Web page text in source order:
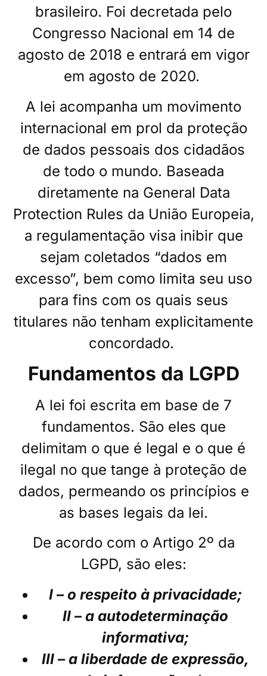
brasileiro. Foi decretada pelo
Congresso Nacional em 14 de
agosto de 2018 e entrará em vigor
em agosto de 2020.
A lei acompanha um movimento
internacional em prol da proteção
de dados pessoais dos cidadãos
de todo o mundo. Baseada
diretamente na General Data
Protection Rules da União Europeia,
a regulamentação visa inibir que
sejam coletados “dados em
excesso”, bem como limita seu uso
para fins com os quais seus
titulares não tenham explicitamente
concordado.
Fundamentos da LGPD
A lei foi escrita em base de 7
fundamentos. São eles que
delimitam o que é legal e o que é
ilegal no que tange à proteção de
dados, permeando os princípios e
as bases legais da lei.
De acordo com o Artigo 2º da
LGPD, são eles:
I – o respeito à privacidade;
II – a autodeterminação
informativa;
III – a liberdade de expressão,